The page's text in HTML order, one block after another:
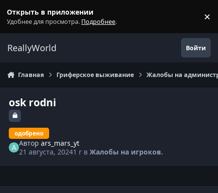
Открыть в приложении
Удобнее для просмотра. Подробнее. ×
ReallyWorld Войти
Главная Гриферское выживание Жалобы на
osk rodni
одобрено
Авторars_mars_yt
21 августа, 20241 г вЖалобы на игроков.